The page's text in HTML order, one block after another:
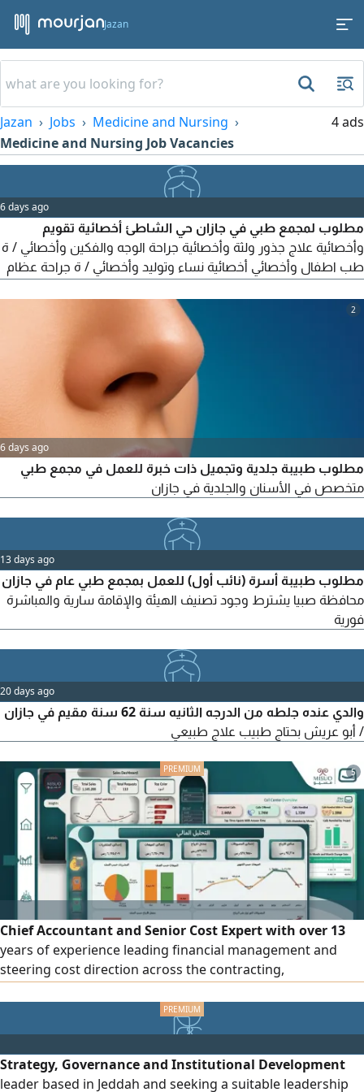
Jazan
Jazan Jobs
Medicine and Nursing
Medicine and Nursing Job Vacancies
4 ads
6 days ago
مطلوب لمجمع طبي في جازان حي الشاطئ أخصائية تقويم
وأخصائية علاج جذور ولثة وأخصائية جراحة الوجه والفكين وأخصائي / ة
طب اطفال وأخصائي أخصائية نساء وتوليد وأخصائي / ة جراحة عظام
2
6 days ago
مطلوب طبيبة جلدية وتجميل ذات خبرة للعمل في مجمع طبي
متخصص في الأسنان والجلدية في جازان
13 days ago
مطلوب طبيبة أسرة (نائب أول) للعمل بمجمع طبي عام في جازان
محافظة صبيا يشترط وجود تصنيف الهيئة والإقامة سارية والمباشرة
فورية
20 days ago
والدي عنده جلطه من الدرجه الثانيه سنة 62 سنة مقيم في جازان
/ أبو عريش بحتاج طبيب علاج طبيعي
5
Chief Accountant and Senior Cost Expert with over 13
years of experience leading financial management and
steering cost direction across the contracting,
proven track record in building accurate financial
statements, budget planning, and project accounting,
compliance. Skilled at turning numbers into strategic
decisions that support growth and enhance operational
Strategy, Governance and Institutional Development
leader based in Jeddah and seeking a suitable leadership